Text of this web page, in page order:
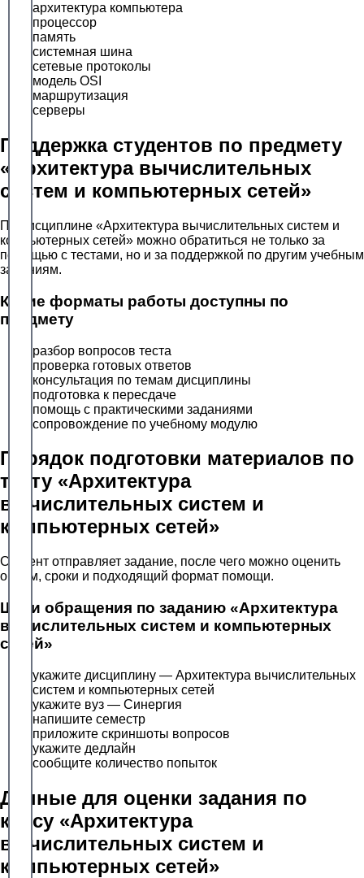
архитектура компьютера
процессор
память
системная шина
сетевые протоколы
модель OSI
маршрутизация
серверы
Поддержка студентов по предмету
«Архитектура вычислительных
систем и компьютерных сетей»
По дисциплине «Архитектура вычислительных систем и
компьютерных сетей» можно обратиться не только за
помощью с тестами, но и за поддержкой по другим учебным
заданиям.
Какие форматы работы доступны по
предмету
разбор вопросов теста
проверка готовых ответов
консультация по темам дисциплины
подготовка к пересдаче
помощь с практическими заданиями
сопровождение по учебному модулю
Порядок подготовки материалов по
тесту «Архитектура
вычислительных систем и
компьютерных сетей»
Студент отправляет задание, после чего можно оценить
объём, сроки и подходящий формат помощи.
Шаги обращения по заданию «Архитектура
вычислительных систем и компьютерных
сетей»
укажите дисциплину — Архитектура вычислительных
систем и компьютерных сетей
укажите вуз — Синергия
напишите семестр
приложите скриншоты вопросов
укажите дедлайн
сообщите количество попыток
Данные для оценки задания по
курсу «Архитектура
вычислительных систем и
компьютерных сетей»